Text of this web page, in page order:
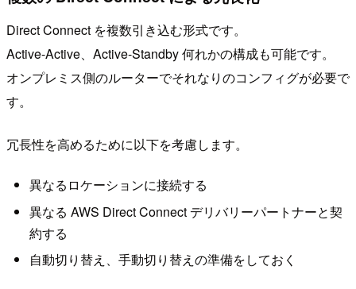
Direct Connect を複数引き込む形式です。
Active-Active、Active-Standby 何れかの構成も可能です。
オンプレミス側のルーターでそれなりのコンフィグが必要で
す。
冗長性を高めるために以下を考慮します。
異なるロケーションに接続する
異なる AWS Direct Connect デリバリーパートナーと契
約する
自動切り替え、手動切り替えの準備をしておく